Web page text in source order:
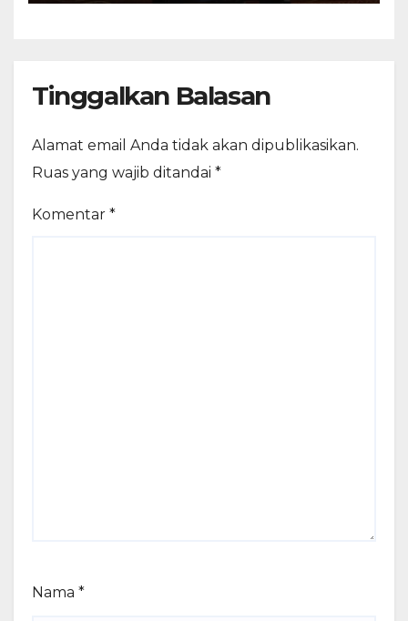
Tinggalkan Balasan
Alamat email Anda tidak akan dipublikasikan.
Ruas yang wajib ditandai *
Komentar *
Nama *